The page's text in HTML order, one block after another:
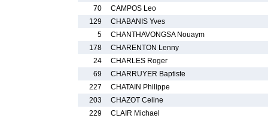
70
CAMPOS Leo
129
CHABANIS Yves
5
CHANTHAVONGSA Nouaym
178
CHARENTON Lenny
24
CHARLES Roger
69
CHARRUYER Baptiste
227
CHATAIN Philippe
203
CHAZOT Celine
229
CLAIR Michael